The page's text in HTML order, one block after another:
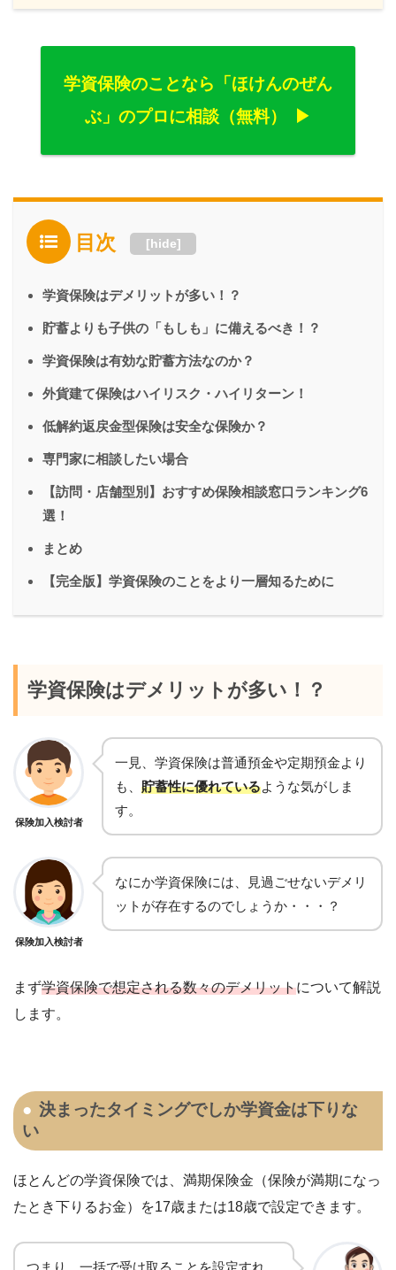
学資保険のことなら「ほけんのぜん
ぶ」のプロに相談（無料）
目次 [hide]
学資保険はデメリットが多い！？
貯蓄よりも子供の「もしも」に備えるべき！？
学資保険は有効な貯蓄方法なのか？
外貨建て保険はハイリスク・ハイリターン！
低解約返戻金型保険は安全な保険か？
専門家に相談したい場合
【訪問・店舗型別】おすすめ保険相談窓口ランキング6
選！
まとめ
【完全版】学資保険のことをより一層知るために
学資保険はデメリットが多い！？
保険加入検討者
一見、学資保険は普通預金や定期預金より
も、 貯蓄性に優れているような気がしま
す。
保険加入検討者
なにか学資保険には、見過ごせないデメリ
ットが存在するのでしょうか・・・？
まず学資保険で想定される数々のデメリットについて解説
します。
決まったタイミングでしか学資金は下りな
い
ほとんどの学資保険では、満期保険金（保険が満期になっ
たとき下りるお金）を17歳または18歳で設定できます。
つまり、一括で受け取ることを設定すれ